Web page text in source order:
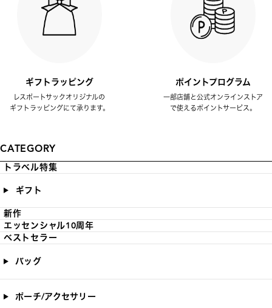
ギフトラッピング
レスポートサックオリジナルの
ギフトラッピングにて承ります。
ポイントプログラム
一部店舗と公式オンラインストア
で使えるポイントサービス。
CATEGORY
トラベル特集
ギフト
新作
エッセンシャル10周年
ベストセラー
バッグ
ポーチ/アクセサリー